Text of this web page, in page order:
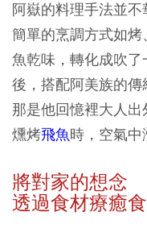
阿嶽的料理手法並
簡單的烹調方式如
魚乾味，轉化成吹
後，搭配阿美族的傳
那是他回憶裡大人
燻烤飛魚時，空氣中
將對家的想念
透過食材療癒